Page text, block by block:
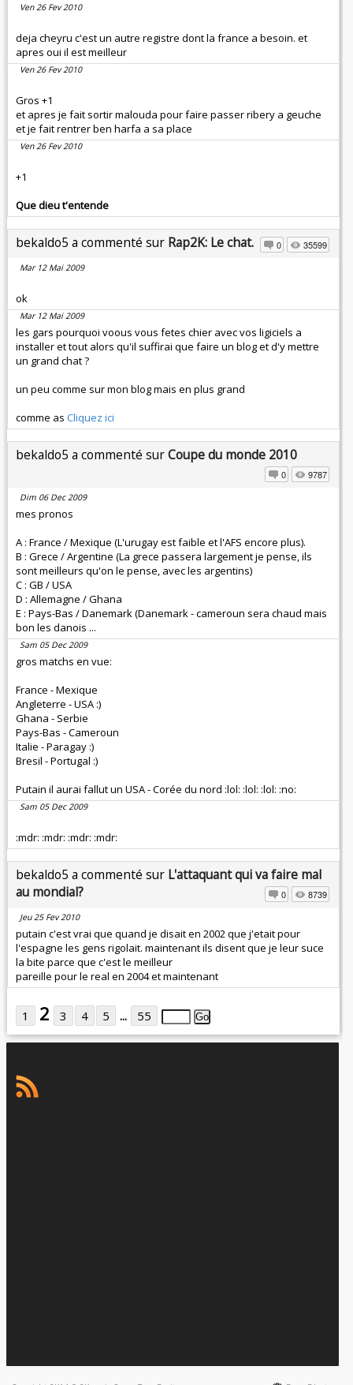
Ven 26 Fev 2010
deja cheyru c'est un autre registre dont la france a besoin. et
apres oui il est meilleur
Ven 26 Fev 2010
Gros +1
et apres je fait sortir malouda pour faire passer ribery a geuche
et je fait rentrer ben harfa a sa place
Ven 26 Fev 2010
+1
Que dieu t'entende
bekaldo5 a commenté sur Rap2K: Le chat. 0 35599
Mar 12 Mai 2009
ok
Mar 12 Mai 2009
les gars pourquoi voous vous fetes chier avec vos ligiciels a
installer et tout alors qu'il suffirai que faire un blog et d'y mettre
un grand chat ?
un peu comme sur mon blog mais en plus grand
comme asCliquez ici
bekaldo5 a commenté surCoupe du monde 2010
0 9787
Dim 06 Dec 2009
mes pronos
A : France / Mexique (L'urugay est faible et l'AFS encore plus).
B : Grece / Argentine (La grece passera largement je pense, ils
sont meilleurs qu'on le pense, avec les argentins)
C : GB / USA
D : Allemagne / Ghana
E : Pays-Bas / Danemark (Danemark - cameroun sera chaud mais
bon les danois ...
Sam 05 Dec 2009
gros matchs en vue:
France - Mexique
Angleterre - USA :)
Ghana - Serbie
Pays-Bas - Cameroun
Italie - Paragay :)
Bresil - Portugal :)
Putain il aurai fallut un USA - Corée du nord :lol: :lol: :lol: :no:
Sam 05 Dec 2009
:mdr: :mdr: :mdr: :mdr:
bekaldo5 a commenté sur L'attaquant qui va faire mal
au mondial?
0 8739
Jeu 25 Fev 2010
putain c'est vrai que quand je disait en 2002 que j'etait pour
l'espagne les gens rigolait. maintenant ils disent que je leur suce
la bite parce que c'est le meilleur
pareille pour le real en 2004 et maintenant
1 2 3 4 5 ... 55